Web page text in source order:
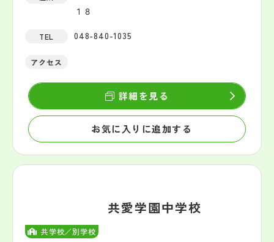
１８
TEL 048-840-1035
アクセス
お気に入りに追加する
詳細を見る
共学校／別学校
共愛学園中学校